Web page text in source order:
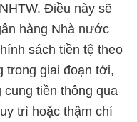
Điều này sẽ
hàng Nhà nước
sách tiền tệ theo
trong giai đoạn tới,
tiền thông qua
trì hoặc thậm chí